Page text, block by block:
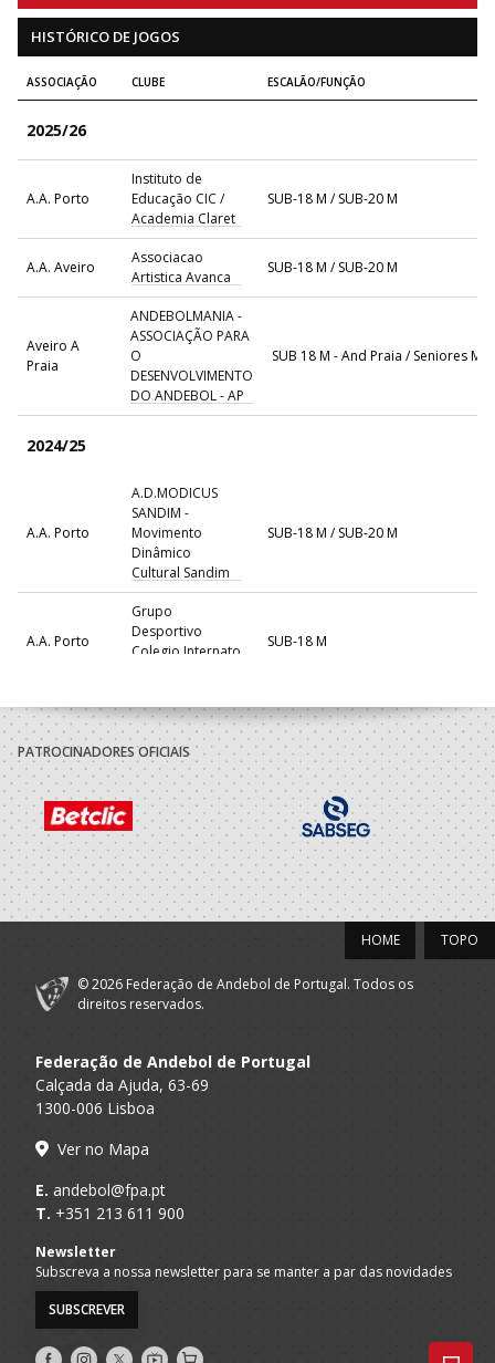
HISTÓRICO DE JOGOS
ASSOCIAÇÃO CLUBE ESCALÃO/FUNÇÃO
2025/26
A.A. Porto
Instituto de
Educação CIC /
Academia Claret
SUB-18 M / SUB-20 M
A.A. Aveiro
Associacao
Artistica Avanca
SUB-18 M / SUB-20 M
Aveiro A
Praia
ANDEBOLMANIA -
ASSOCIAÇÃO PARA
O
DESENVOLVIMENTO
DO ANDEBOL - AP
SUB 18 M - And Praia / Seniores M
2024/25
A.A. Porto
A.D.MODICUS
SANDIM -
Movimento
Dinâmico
Cultural Sandim
SUB-18 M / SUB-20 M
A.A. Porto
Grupo
Desportivo
Colegio Internato
SUB-18 M
Porto A
Praia
GRD LEÇA - AP SUB 18 M - And Praia / Seniores M -
2023/24
Porto A
Praia
GRD LEÇA - AP SUB 16 M - And Praia / SUB 18 M -
A.A. Porto
Grupo
Desportivo
Colegio Internato
SUB-16 M / SUB-18 M
2022/23
Praia
GRD LEÇA - AP SUB 16 M - And Praia / SUB 18 M -
Grupo
Carvalhos
2021/22
A.A. Porto
ANDEBOL CLUBE
SUB-14 M / SUB-16 M
A.A. Porto
Colegio Internato
PATROCINADORES OFICIAIS
TOPO
HOME
© 2026 Federação de Andebol de Portugal. Todos os
direitos reservados.
Federação de Andebol de Portugal
Calçada da Ajuda, 63-69
1300-006 Lisboa
Ver no Mapa
E. andebol@fpa.pt
T. +351 213 611 900
Newsletter
Subscreva a nossa newsletter para se manter a par das novidades
SUBSCREVER
Siga- Siga- Siga- AndebolTV
Loja